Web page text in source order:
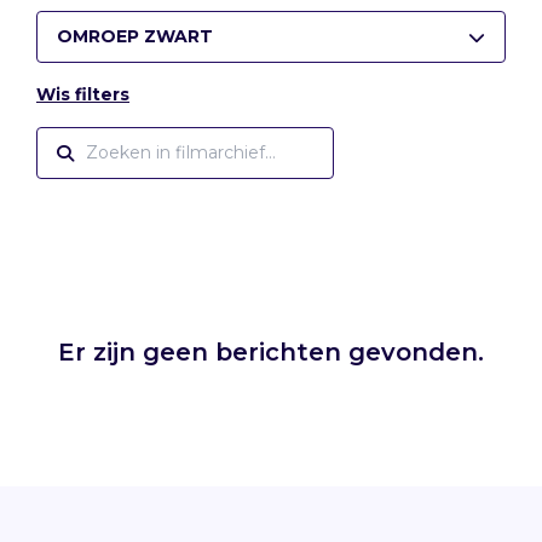
OMROEP ZWART
Wis filters
Er zijn geen berichten gevonden.